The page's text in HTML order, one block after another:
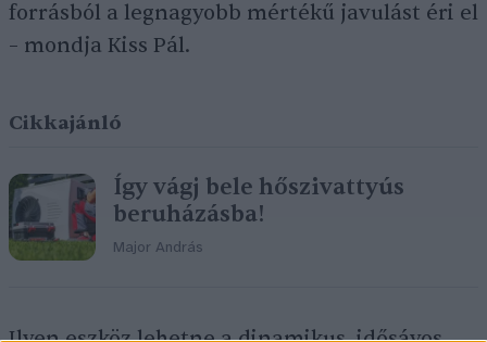
forrásból a legnagyobb mértékű javulást éri el
– mondja Kiss Pál.
Cikkajánló
Így vágj bele hőszivattyús
beruházásba!
Major András